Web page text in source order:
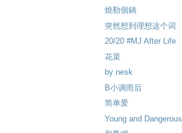
燒勒個鍋
突然想到理想这个词
20/20 #MJ After Life
花菜
by nesk
B小调雨后
简单爱
Young and Dangerous